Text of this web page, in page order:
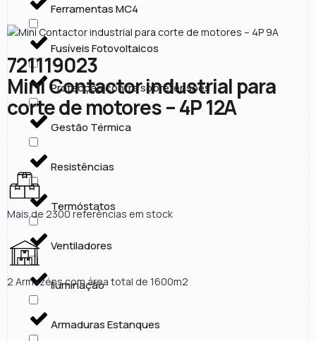
Ferramentas MC4
Fusíveis Fotovoltaicos
Protecção contra sobretensões
Gestão Térmica
Resistências
Termóstatos
Ventiladores
Iluminação
Armaduras Estanques
721119023
Mini Contactor industrial para
corte de motores – 4P 12A
Mais de 2300 referências em stock
2 Armazéns com área total de 1600m2